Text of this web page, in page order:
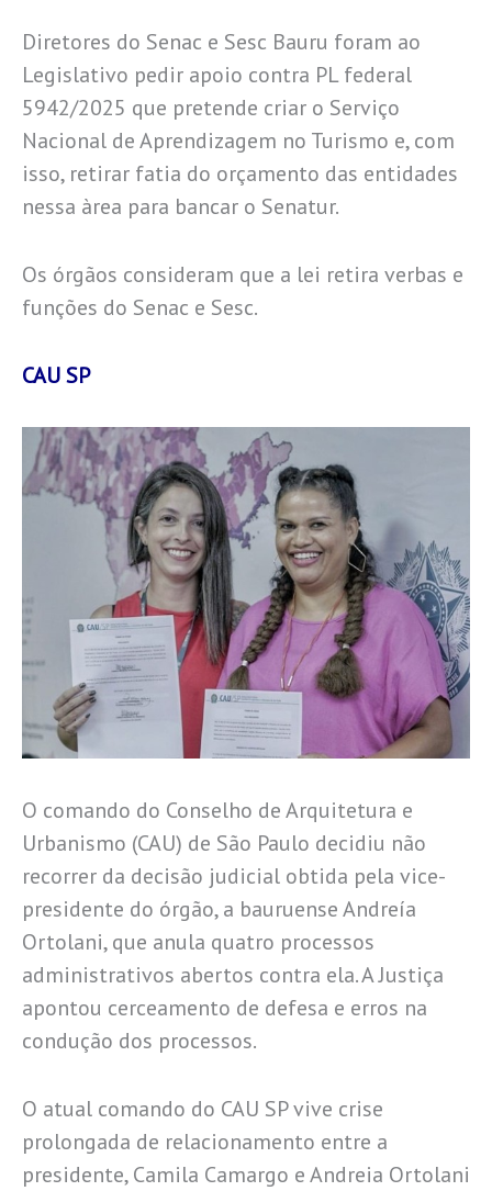
Diretores do Senac e Sesc Bauru foram ao
Legislativo pedir apoio contra PL federal
5942/2025 que pretende criar o Serviço
Nacional de Aprendizagem no Turismo e, com
isso, retirar fatia do orçamento das entidades
nessa àrea para bancar o Senatur.
Os órgãos consideram que a lei retira verbas e
funções do Senac e Sesc.
CAU SP
O comando do Conselho de Arquitetura e
Urbanismo (CAU) de São Paulo decidiu não
recorrer da decisão judicial obtida pela vice-
presidente do órgão, a bauruense Andreía
Ortolani, que anula quatro processos
administrativos abertos contra ela. A Justiça
apontou cerceamento de defesa e erros na
condução dos processos.
O atual comando do CAU SP vive crise
prolongada de relacionamento entre a
presidente, Camila Camargo e Andreia Ortolani